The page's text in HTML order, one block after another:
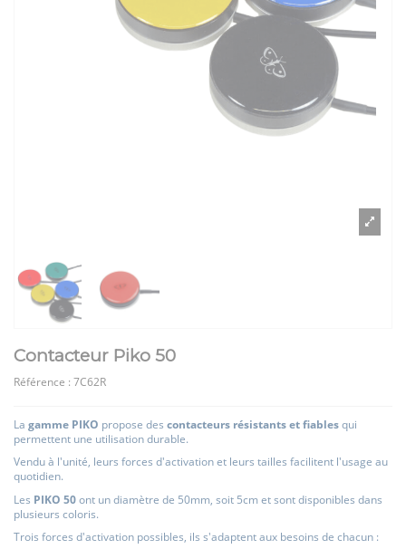
Contacteur Piko 50
Référence : 7C62R
La gamme PIKO propose des contacteurs résistants et fiablesqui
permettent une utilisation durable.
Vendu à l'unité, leurs forces d'activation et leurs tailles facilitent l'usage au
quotidien.
Les PIKO 50ont un diamètre de 50mm, soit 5cm et sont disponibles dans
plusieurs coloris.
Trois forces d'activation possibles, ils s'adaptent aux besoins de chacun :